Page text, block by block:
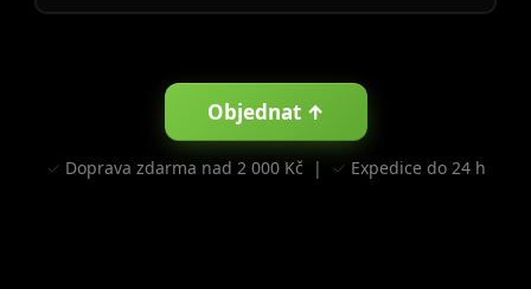
Objednat ↑
✓ Doprava zdarma nad 2 000 Kč | ✓ Expedice do 24 h